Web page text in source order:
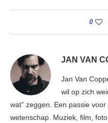
0
JAN VAN
Jan Van
wil op zich
wat” zeggen. Een passie
wetenschap. Muziek, film,